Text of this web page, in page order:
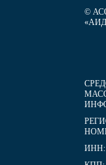
©
ИНН: